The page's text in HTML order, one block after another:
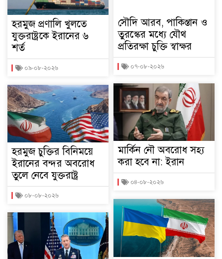
হরমুজ প্রণালি খুলতে
যুক্তরাষ্ট্রকে ইরানের ৬
শর্ত
০৯-০৮-২০২৬
হরমুজ চুক্তির বিনিময়ে
ইরানের বন্দর অবরোধ
তুলে নেবে যুক্তরাষ্ট্র
০৮-০৮-২০২৬
সৌদি আরব, পাকিস্তান ও
তুরস্কের মধ্যে যৌথ
প্রতিরক্ষা চুক্তি স্বাক্ষর
০৭-০৮-২০২৬
মার্কিন নৌ অবরোধ সহ্য
করা হবে না: ইরান
০৪-০৮-২০২৬